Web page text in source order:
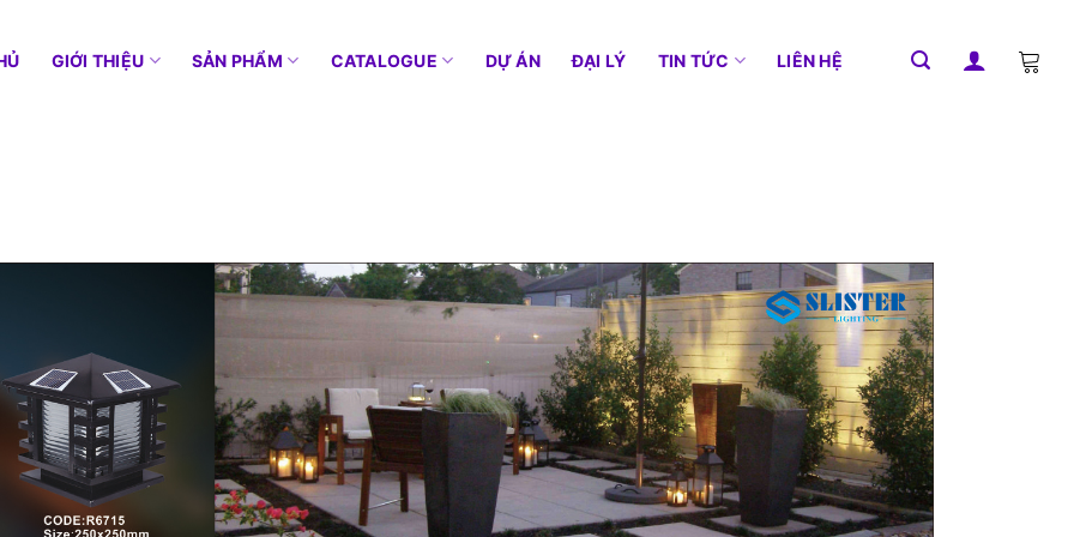
GIỚI THIỆU SẢN PHẨM CATALOGUE DỰ ÁN ĐẠI LÝ TIN TỨC LIÊN HỆ